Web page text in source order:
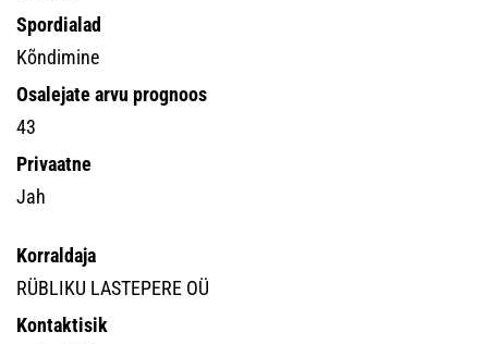
Spordialad
Kõndimine
Osalejate arvu prognoos
43
Privaatne
Jah
Korraldaja
RÜBLIKU LASTEPERE OÜ
Kontaktisik